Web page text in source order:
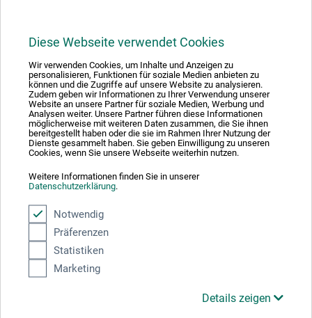
Diese Webseite verwendet Cookies
Wir verwenden Cookies, um Inhalte und Anzeigen zu
personalisieren, Funktionen für soziale Medien anbieten zu
können und die Zugriffe auf unsere Website zu analysieren.
Zudem geben wir Informationen zu Ihrer Verwendung unserer
Website an unsere Partner für soziale Medien, Werbung und
Analysen weiter. Unsere Partner führen diese Informationen
möglicherweise mit weiteren Daten zusammen, die Sie ihnen
bereitgestellt haben oder die sie im Rahmen Ihrer Nutzung der
Dienste gesammelt haben. Sie geben Einwilligung zu unseren
Cookies, wenn Sie unsere Webseite weiterhin nutzen.
Weitere Informationen finden Sie in unserer
Datenschutzerklärung.
Notwendig
Präferenzen
Statistiken
Marketing
Details zeigen
1
Absolut sikker
Betalingsmetoder